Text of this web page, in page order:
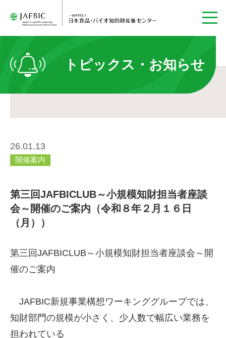
トピックス・お知らせ
26.01.13
開催案内
第三回JAFBICLUB～小規模知財担当者座談
会～開催のご案内（令和８年２月１６日
（月））
第三回JAFBICLUB～小規模知財担当者座談会～開
催のご案内
JAFBIC新規事業構想ワーキンググループでは、
知財部門の規模が小さく、少人数で幅広い業務を
担われている